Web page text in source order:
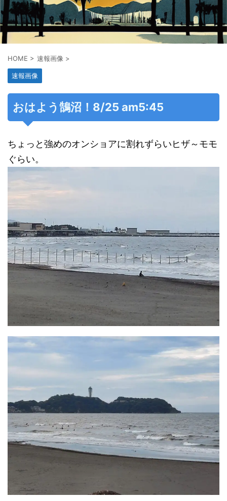
HOME > 速報画像 >
速報画像
おはよう鵠沼！8/25 am5:45
ちょっと強めのオンショアに割れずらいヒザ～モモ
ぐらい。